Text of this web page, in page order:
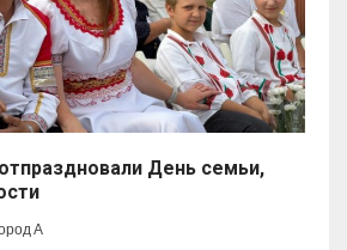
День семьи,
А